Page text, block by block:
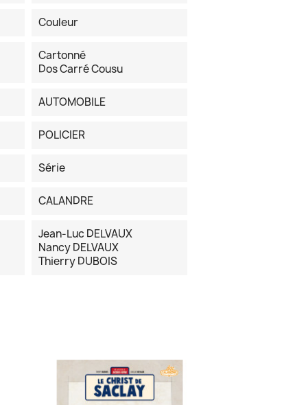
Couleur
Cartonné
Dos Carré Cousu
AUTOMOBILE
POLICIER
Série
CALANDRE
Jean-Luc DELVAUX
Nancy DELVAUX
Thierry DUBOIS